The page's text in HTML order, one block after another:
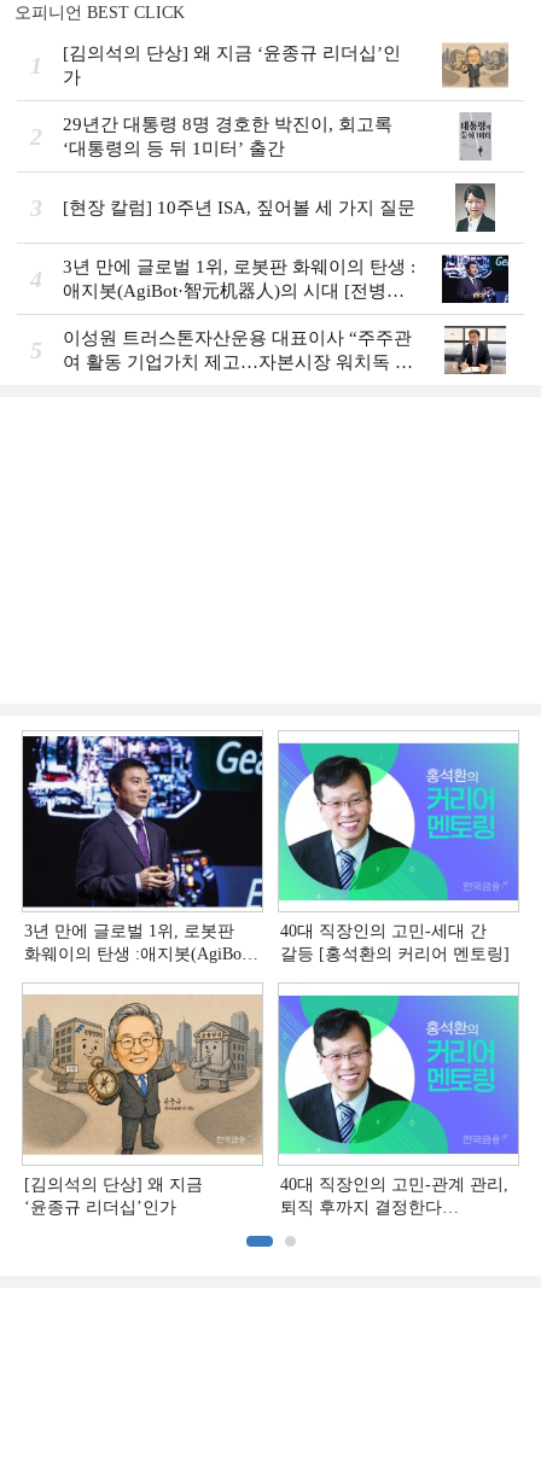
오피니언 BEST CLICK
1
[김의석의 단상] 왜 지금 ‘윤종규 리더십’인
가
2
29년간 대통령 8명 경호한 박진이, 회고록
‘대통령의 등 뒤 1미터’ 출간
3 [현장 칼럼] 10주년 ISA, 짚어볼 세 가지 질문
4
3년 만에 글로벌 1위, 로봇판 화웨이의 탄생 :
애지봇(AgiBot·智元机器人)의 시대 [전병서
의 中 첨단기업 리포트⑬]
5
이성원 트러스톤자산운용 대표이사 “주주관
여 활동 기업가치 제고…자본시장 워치독 역
3년 만에 글로벌 1위, 로봇판
화웨이의 탄생 :애지봇(AgiBot·
中 첨단기업 리포트⑬]
40대 직장인의 고민-세대 간
갈등 [홍석환의 커리어 멘토링]
[김의석의 단상] 왜 지금
‘윤종규 리더십’인가
40대 직장인의 고민-관계 관리,
퇴직 후까지 결정한다